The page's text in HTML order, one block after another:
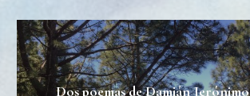
Dos poemas de Damián Jerónimo